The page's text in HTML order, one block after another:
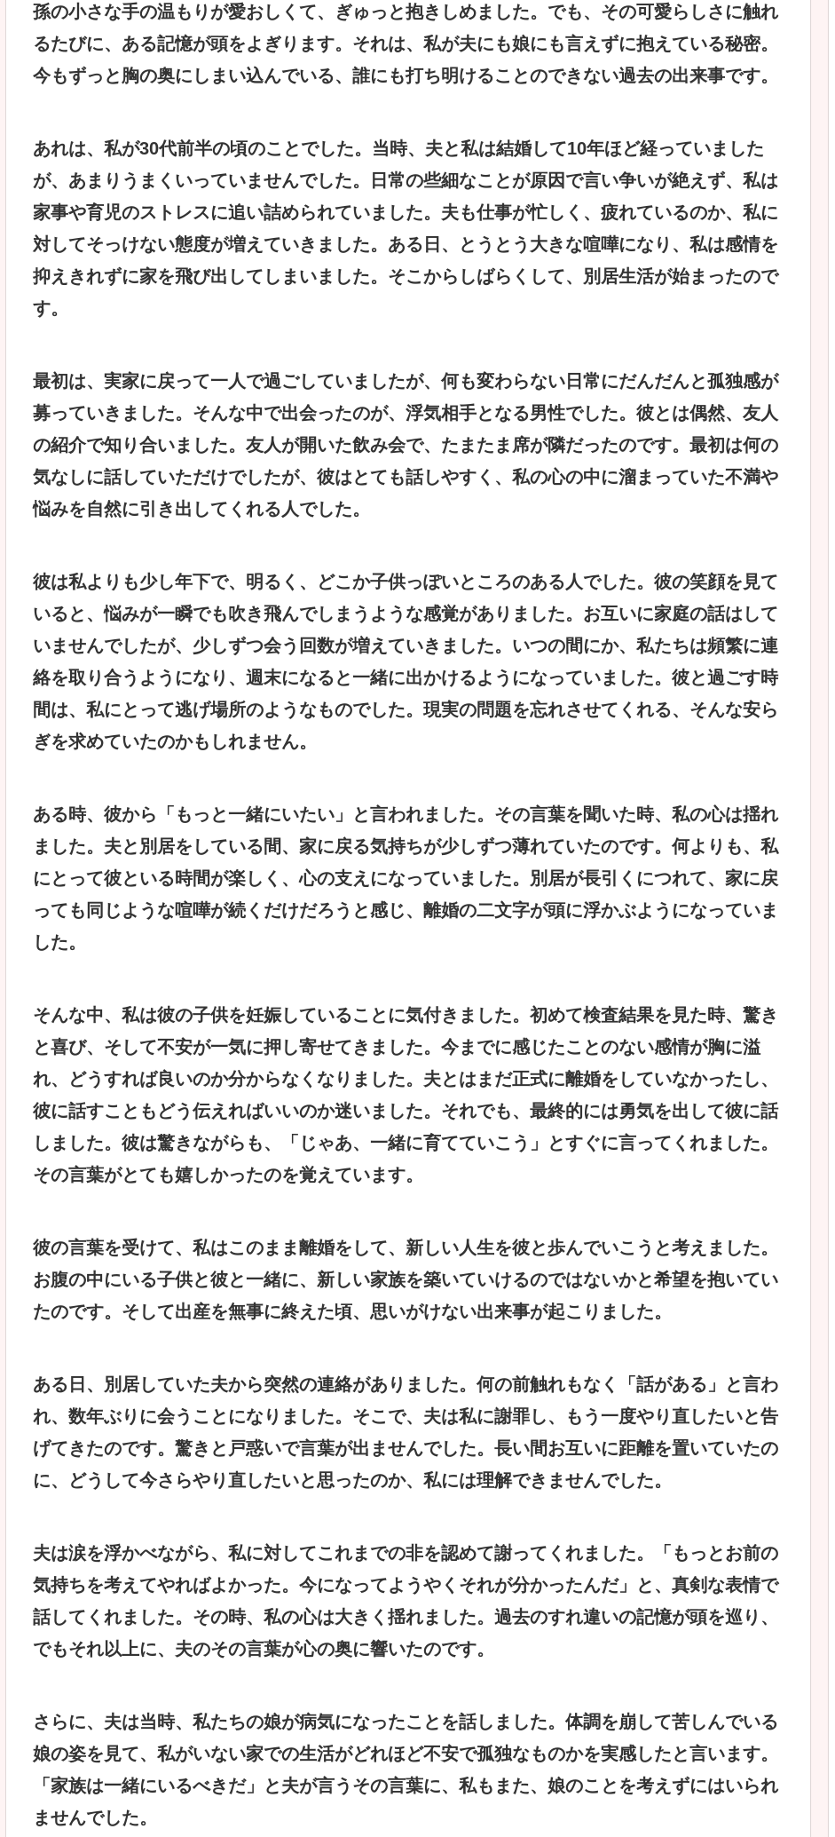
孫の小さな手の温もりが愛おしくて、ぎゅっと抱きしめました。でも、その可愛らしさに触れ
るたびに、ある記憶が頭をよぎります。それは、私が夫にも娘にも言えずに抱えている秘密。
今もずっと胸の奥にしまい込んでいる、誰にも打ち明けることのできない過去の出来事です。
あれは、私が30代前半の頃のことでした。当時、夫と私は結婚して10年ほど経っていました
が、あまりうまくいっていませんでした。日常の些細なことが原因で言い争いが絶えず、私は
家事や育児のストレスに追い詰められていました。夫も仕事が忙しく、疲れているのか、私に
対してそっけない態度が増えていきました。ある日、とうとう大きな喧嘩になり、私は感情を
抑えきれずに家を飛び出してしまいました。そこからしばらくして、別居生活が始まったので
す。
最初は、実家に戻って一人で過ごしていましたが、何も変わらない日常にだんだんと孤独感が
募っていきました。そんな中で出会ったのが、浮気相手となる男性でした。彼とは偶然、友人
の紹介で知り合いました。友人が開いた飲み会で、たまたま席が隣だったのです。最初は何の
気なしに話していただけでしたが、彼はとても話しやすく、私の心の中に溜まっていた不満や
悩みを自然に引き出してくれる人でした。
彼は私よりも少し年下で、明るく、どこか子供っぽいところのある人でした。彼の笑顔を見て
いると、悩みが一瞬でも吹き飛んでしまうような感覚がありました。お互いに家庭の話はして
いませんでしたが、少しずつ会う回数が増えていきました。いつの間にか、私たちは頻繁に連
絡を取り合うようになり、週末になると一緒に出かけるようになっていました。彼と過ごす時
間は、私にとって逃げ場所のようなものでした。現実の問題を忘れさせてくれる、そんな安ら
ぎを求めていたのかもしれません。
ある時、彼から「もっと一緒にいたい」と言われました。その言葉を聞いた時、私の心は揺れ
ました。夫と別居をしている間、家に戻る気持ちが少しずつ薄れていたのです。何よりも、私
にとって彼といる時間が楽しく、心の支えになっていました。別居が長引くにつれて、家に戻
っても同じような喧嘩が続くだけだろうと感じ、離婚の二文字が頭に浮かぶようになっていま
した。
そんな中、私は彼の子供を妊娠していることに気付きました。初めて検査結果を見た時、驚き
と喜び、そして不安が一気に押し寄せてきました。今までに感じたことのない感情が胸に溢
れ、どうすれば良いのか分からなくなりました。夫とはまだ正式に離婚をしていなかったし、
彼に話すこともどう伝えればいいのか迷いました。それでも、最終的には勇気を出して彼に話
しました。彼は驚きながらも、「じゃあ、一緒に育てていこう」とすぐに言ってくれました。
その言葉がとても嬉しかったのを覚えています。
彼の言葉を受けて、私はこのまま離婚をして、新しい人生を彼と歩んでいこうと考えました。
お腹の中にいる子供と彼と一緒に、新しい家族を築いていけるのではないかと希望を抱いてい
たのです。そして出産を無事に終えた頃、思いがけない出来事が起こりました。
ある日、別居していた夫から突然の連絡がありました。何の前触れもなく「話がある」と言わ
れ、数年ぶりに会うことになりました。そこで、夫は私に謝罪し、もう一度やり直したいと告
げてきたのです。驚きと戸惑いで言葉が出ませんでした。長い間お互いに距離を置いていたの
に、どうして今さらやり直したいと思ったのか、私には理解できませんでした。
夫は涙を浮かべながら、私に対してこれまでの非を認めて謝ってくれました。「もっとお前の
気持ちを考えてやればよかった。今になってようやくそれが分かったんだ」と、真剣な表情で
話してくれました。その時、私の心は大きく揺れました。過去のすれ違いの記憶が頭を巡り、
でもそれ以上に、夫のその言葉が心の奥に響いたのです。
さらに、夫は当時、私たちの娘が病気になったことを話しました。体調を崩して苦しんでいる
娘の姿を見て、私がいない家での生活がどれほど不安で孤独なものかを実感したと言います。
「家族は一緒にいるべきだ」と夫が言うその言葉に、私もまた、娘のことを考えずにはいられ
ませんでした。